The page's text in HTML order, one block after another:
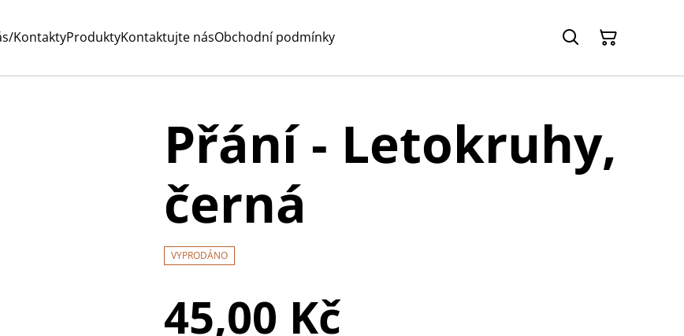
KontaktyProduktyKontaktujte násObchodní podmínky
Přání - Letokruhy,
černá
VYPRODÁNO
45,00 Kč